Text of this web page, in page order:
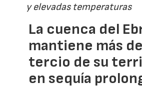
y elevadas temperaturas
La cuenca del
mantiene más
tercio de su
en sequía